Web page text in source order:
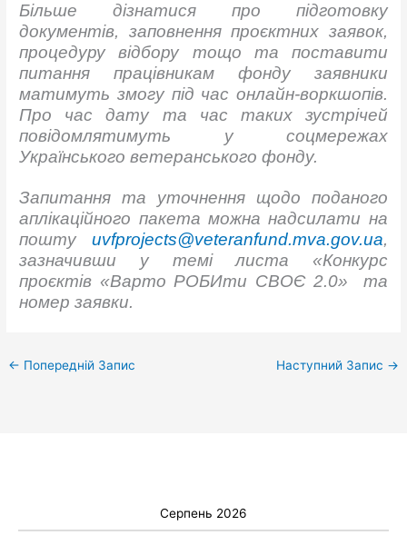
Більше дізнатися про підготовку
документів, заповнення проєктних заявок,
процедуру відбору тощо та поставити
питання працівникам фонду заявники
матимуть змогу під час онлайн-воркшопів.
Про час дату та час таких зустрічей
повідомлятимуть у соцмережах
Українського ветеранського фонду.
Запитання та уточнення щодо поданого
аплікаційного пакета можна надсилати на
пошту uvfprojects@veteranfund.mva.gov.ua,
зазначивши у темі листа «Конкурс
проєктів «Варто РОБИти СВОЄ 2.0»
та
номер заявки.
← Попередній Запис Наступний Запис →
Серпень 2026